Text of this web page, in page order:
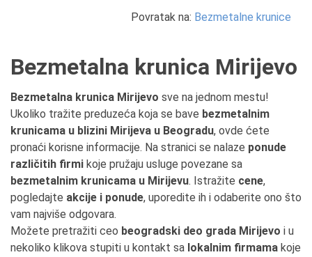
Povratak na: Bezmetalne krunice
Bezmetalna krunica Mirijevo
Bezmetalna krunica Mirijevo sve na jednom mestu!
Ukoliko tražite preduzeća koja se bave bezmetalnim
krunicama u blizini Mirijeva u Beogradu, ovde ćete
pronaći korisne informacije. Na stranici se nalaze ponude
različitih firmi koje pružaju usluge povezane sa
bezmetalnim krunicama u Mirijevu. Istražite cene,
pogledajte akcije i ponude, uporedite ih i odaberite ono što
vam najviše odgovara.
Možete pretražiti ceo beogradski deo grada Mirijevo i u
nekoliko klikova stupiti u kontakt sa lokalnim firmama koje